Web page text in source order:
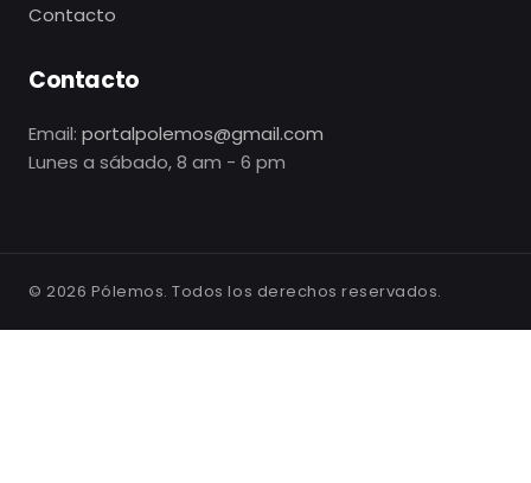
Contacto
Contacto
Email: portalpolemos@gmail.com
Lunes a sábado, 8 am - 6 pm
© 2026 Pólemos. Todos los derechos reservados.